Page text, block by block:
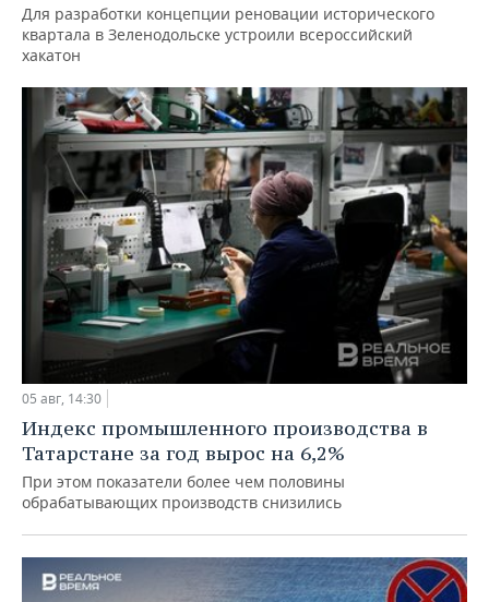
Для разработки концепции реновации исторического
квартала в Зеленодольске устроили всероссийский
хакатон
05 авг, 14:30
Индекс промышленного производства в
Татарстане за год вырос на 6,2%
При этом показатели более чем половины
обрабатывающих производств снизились